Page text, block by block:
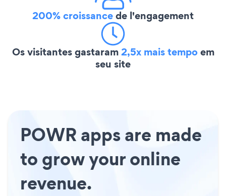
200% croissancede l'engagement
Os visitantes gastaram2,5x mais tempoem
seu site
POWR apps are made
to grow your online
revenue.